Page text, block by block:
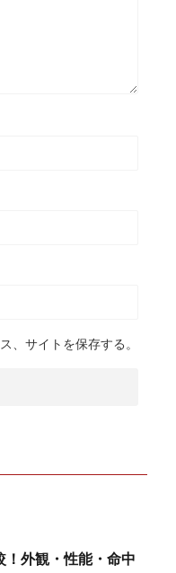
、サイトを保存する。
！外観・性能・命中